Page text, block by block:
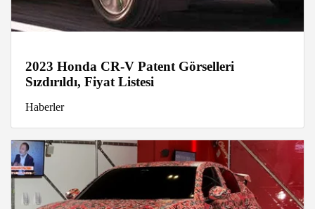
2023 Honda CR-V Patent Görselleri
Sızdırıldı, Fiyat Listesi
Haberler